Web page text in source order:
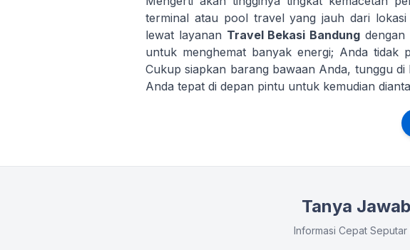
terminal atau pool travel yang jauh dari lokasi
lewat layanan Travel Bekasi Bandung dengan
untuk menghemat banyak energi; Anda tidak
Cukup siapkan barang bawaan Anda, tunggu
Anda tepat di depan pintu untuk kemudian
Tanya
Informasi Cepat